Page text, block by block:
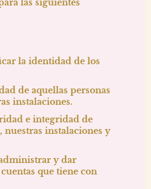
las siguientes
la identidad de los
de aquellas personas
instalaciones.
e integridad de
nuestras instalaciones y
y dar
que tiene con